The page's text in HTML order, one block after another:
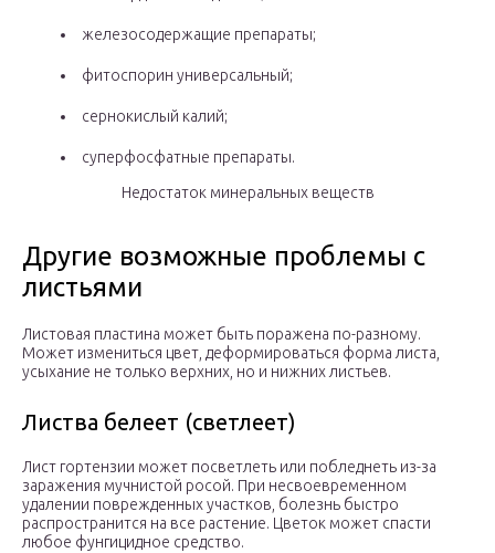
железосодержащие препараты;
фитоспорин универсальный;
сернокислый калий;
cуперфосфатные препараты.
Недостаток минеральных веществ
Другие возможные проблемы с
листьями
Листовая пластина может быть поражена по-разному.
Может измениться цвет, деформироваться форма листа,
усыхание не только верхних, но и нижних листьев.
Листва белеет (светлеет)
Лист гортензии может посветлеть или побледнеть из-за
заражения мучнистой росой. При несвоевременном
удалении поврежденных участков, болезнь быстро
распространится на все растение. Цветок может спасти
любое фунгицидное средство.